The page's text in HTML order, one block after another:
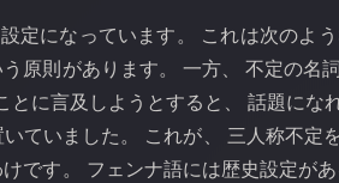
定になっています。 これは次のよ
原則があります。 一方、 不定の名
に言及しようとすると、 話題に
いていました。 これが、 三人称不定
です。 フェンナ語には歴史設定が